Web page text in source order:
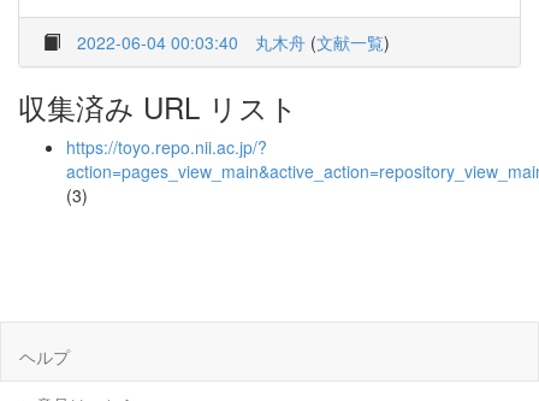
2022-06-04 00:03:40 丸木舟 (文献一覧)
収集済み URL リスト
https://toyo.repo.nii.ac.jp/?
(3)
ヘルプ